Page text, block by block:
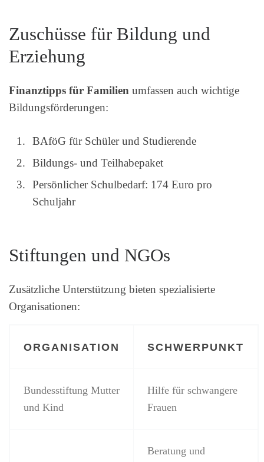
Zuschüsse für Bildung und
Erziehung
Finanztipps für Familien umfassen auch wichtige
Bildungsförderungen:
BAföG für Schüler und Studierende
Bildungs- und Teilhabepaket
Persönlicher Schulbedarf: 174 Euro pro
Schuljahr
Stiftungen und NGOs
Zusätzliche Unterstützung bieten spezialisierte
Organisationen:
ORGANISATION SCHWERPUNKT
Bundesstiftung Mutter
und Kind
Hilfe für schwangere
Frauen
Beratung und